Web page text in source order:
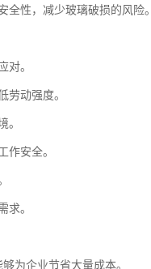
性，减少玻璃破损的风险。
对。
劳动强度。
。
作安全。
求。
为企业节省大量成本。